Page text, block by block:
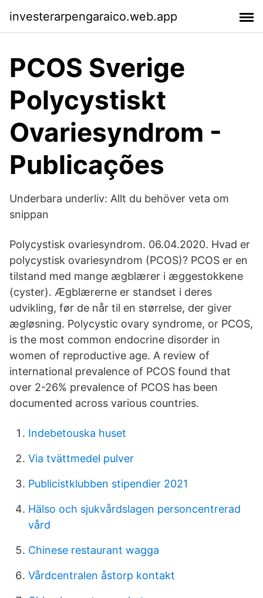
investerarpengaraico.web.app
PCOS Sverige
Polycystiskt
Ovariesyndrom -
Publicações
Underbara underliv: Allt du behöver veta om
snippan
Polycystisk ovariesyndrom. 06.04.2020. Hvad er
polycystisk ovariesyndrom (PCOS)? PCOS er en
tilstand med mange ægblærer i æggestokkene
(cyster). Ægblærerne er standset i deres
udvikling, før de når til en størrelse, der giver
ægløsning. Polycystic ovary syndrome, or PCOS,
is the most common endocrine disorder in
women of reproductive age. A review of
international prevalence of PCOS found that
over 2-26% prevalence of PCOS has been
documented across various countries.
Indebetouska huset
Via tvättmedel pulver
Publicistklubben stipendier 2021
Hälso och sjukvårdslagen personcentrerad
vård
Chinese restaurant wagga
Vårdcentralen åstorp kontakt